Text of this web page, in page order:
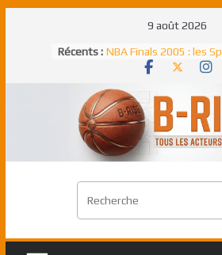
9 août 2026
Récents : NBA Finals 2005 : les
un troisième titre NBA,
NBA Finals 2021 : les
Antetokounmpo
Freek élu MVP
Shai Gilgeous-
match à plus de 40
Pau Gasol dans
premier européen
Rudy Gobert,